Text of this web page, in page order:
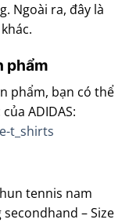
Ngoài ra, đây là
phẩm
phẩm, bạn có thể
ADIDAS:
t_shirts
tennis nam
– Size